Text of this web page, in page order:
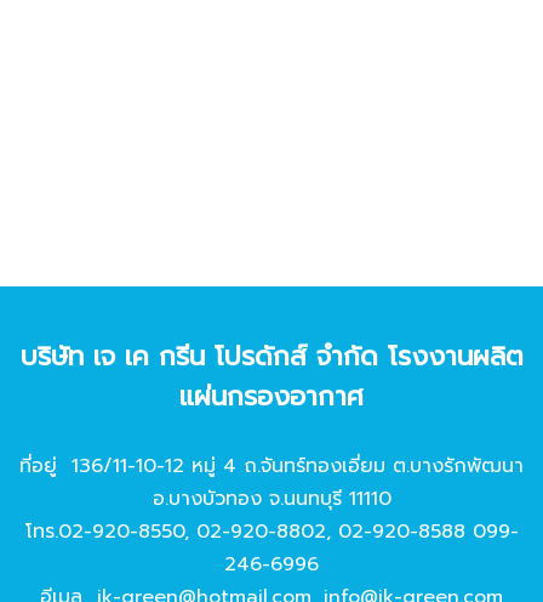
บริษัท เจ เค กรีน โปรดักส์ จํากัด โรงงานผลิต
แผ่นกรองอากาศ
ที่อยู่ 136/11-10-12 หมู่ 4 ถ.จันทร์ทองเอี่ยม ต.บางรักพัฒนา
อ.บางบัวทอง จ.นนทบุรี 11110
โทร.02-920-8550, 02-920-8802, 02-920-8588 099-
246-6996